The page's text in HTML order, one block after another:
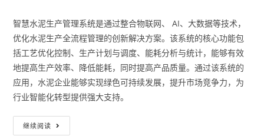
智慧水泥生产管理系统是通过整合物联网、 AI、大数据等技术，
优化水泥生产全流程管理的创新解决方案。该系统的核心功能包
括工艺优化控制、生产计划与调度、能耗分析与统计，能够有效
地提高生产效率、降低能耗，同时提高产品质量。通过该系统的
应用，水泥企业能够实现绿色可持续发展，提升市场竞争力，为
行业智能化转型提供强大支持。
继续阅读